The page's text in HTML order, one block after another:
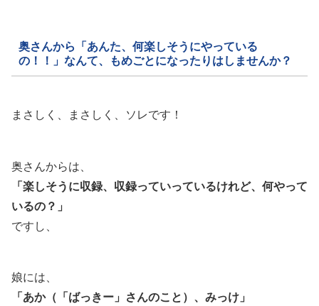
奥さんから「あんた、何楽しそうにやっている
の！！」なんて、もめごとになったりはしませんか？
まさしく、まさしく、ソレです！
奥さんからは、
「楽しそうに収録、収録っていっているけれど、何やって
いるの？」
ですし、
娘には、
「あか（「ばっきー」さんのこと）、みっけ」